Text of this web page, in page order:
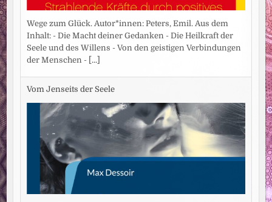
Wege zum Glück. Autor*innen: Peters, Emil. Aus dem
Inhalt: - Die Macht deiner Gedanken - Die Heilkraft der
Seele und des Willens - Von den geistigen Verbindungen
der Menschen - [...]
Vom Jenseits der Seele